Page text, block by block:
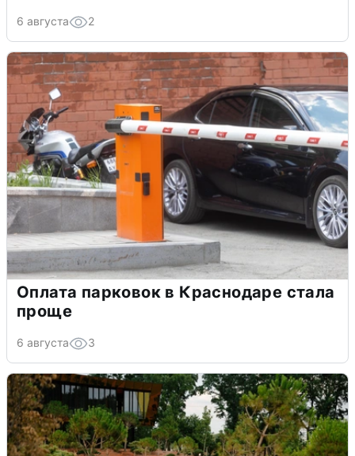
6 августа 2
Оплата парковок в Краснодаре стала
проще
6 августа 3